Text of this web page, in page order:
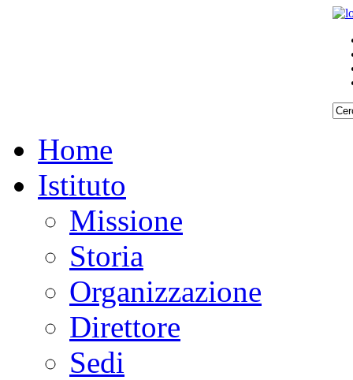
Home
Istituto
Missione
Storia
Organizzazione
Direttore
Sedi